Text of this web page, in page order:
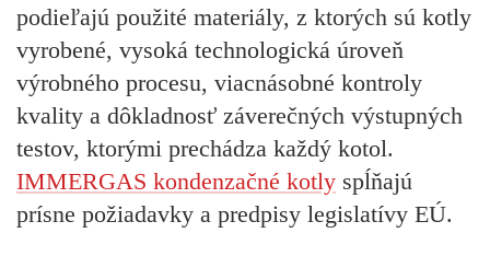
podieľajú použité materiály, z ktorých sú kotly
vyrobené, vysoká technologická úroveň
výrobného procesu, viacnásobné kontroly
kvality a dôkladnosť záverečných výstupných
testov, ktorými prechádza každý kotol.
IMMERGAS kondenzačné kotly spĺňajú
prísne požiadavky a predpisy legislatívy EÚ.